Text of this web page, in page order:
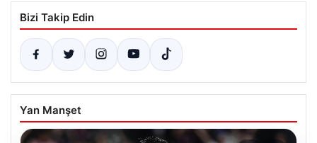
Bizi Takip Edin
Yan Manşet